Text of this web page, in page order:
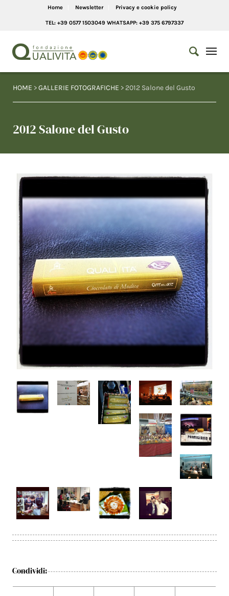
Home Newsletter Privacy e cookie policy
TEL: +39 0577 1503049 WHATSAPP: +39 375 6797337
HOME >GALLERIE FOTOGRAFICHE > 2012 Salone del Gusto
2012 Salone del Gusto
Condividi: